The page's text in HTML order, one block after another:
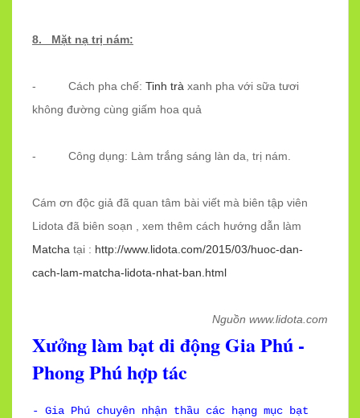
8. Mặt nạ trị nám:
- Cách pha chế: Tinh trà xanh pha với sữa tươi
không đường cùng giấm hoa quả
- Công dụng: Làm trắng sáng làn da, trị nám.
Cám ơn độc giả đã quan tâm bài viết mà biên tập viên
Lidota đã biên soạn , xem thêm cách hướng dẫn làm
Matcha tại : http://www.lidota.com/2015/03/huoc-dan-
cach-lam-matcha-lidota-nhat-ban.html
Nguồn www.lidota.com
Xưởng làm bạt di động Gia Phú -
Phong Phú hợp tác
- Gia Phú chuyên nhận thầu các hạng mục bạt